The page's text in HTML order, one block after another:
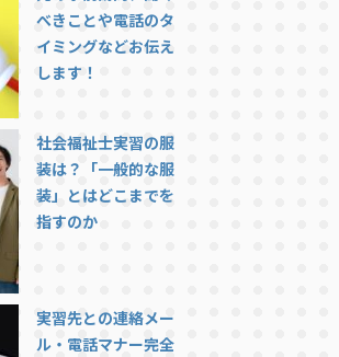
べきことや電話のタ
イミングなどお伝え
します！
社会福祉士実習の服
装は？「一般的な服
装」とはどこまでを
指すのか
実習先との連絡メー
ル・電話マナー完全